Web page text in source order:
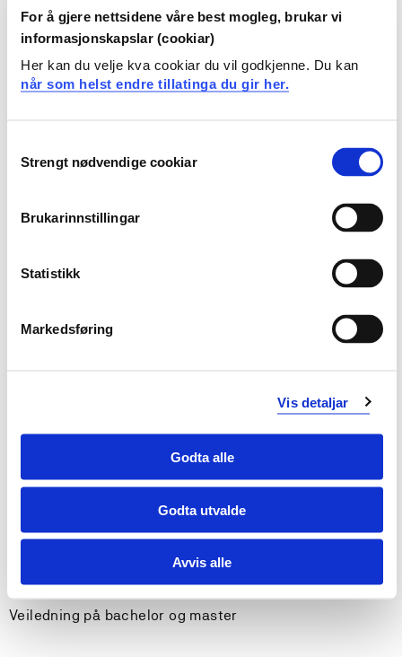
For å gjere nettsidene våre best mogleg, brukar vi
informasjonskapslar (cookiar)
Her kan du velje kva cookiar du vil godkjenne. Du kan
når som helst endre tillatinga du gir her.
Selection
Strengt nødvendige cookiar
Brukarinnstillingar
Statistikk
Markedsføring
Vis detaljar
Godta alle
Godta utvalde
Avvis alle
studere samspillet mellom havner og de sektorielle,
territoriale og teknologiske sammenhengene som
påvirker dem. Spesifikt søker hun å forstå samspillet og
konkurransen mellom hydrogen og andre
lavkarbonløsninger innenfor disse sammenhengene,
Viktigst av alt fokuserer hun på overgangen til grønne
maritime praksiser, spesielt innenfor norske små- og
innovasjon.
MA415 Matematikk brukeremne
FE410 Teknologi, innovasjon og samfunn
FE408 Berekraftig energiomstilling
FE403 Bacheloroppgave in Fornybe Energi Ansvar
Veiledning på bachelor og master